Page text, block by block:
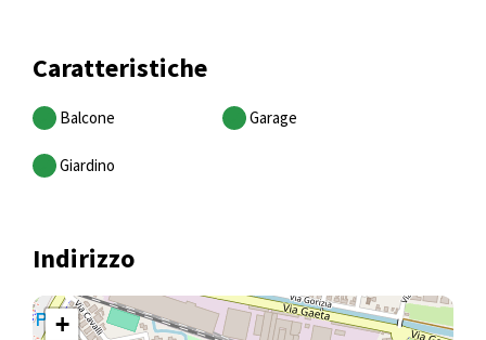
Caratteristiche
Balcone Garage
Giardino
Indirizzo
+